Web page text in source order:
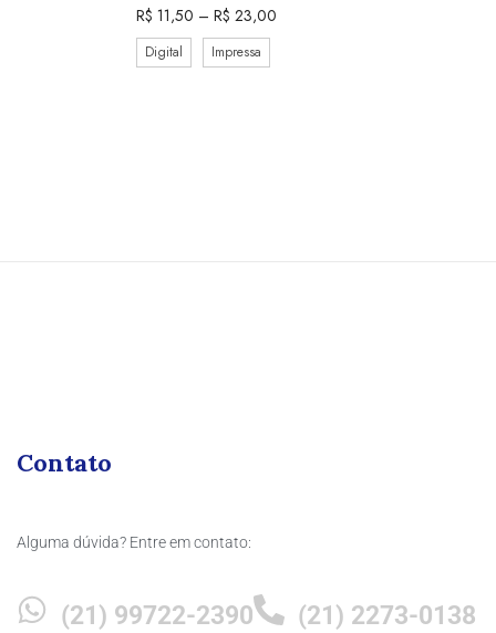
R$ 11,50 – R$ 23,00
Digital Impressa
Contato
Alguma dúvida? Entre em contato:
(21) 99722-2390
(21) 2273-0138